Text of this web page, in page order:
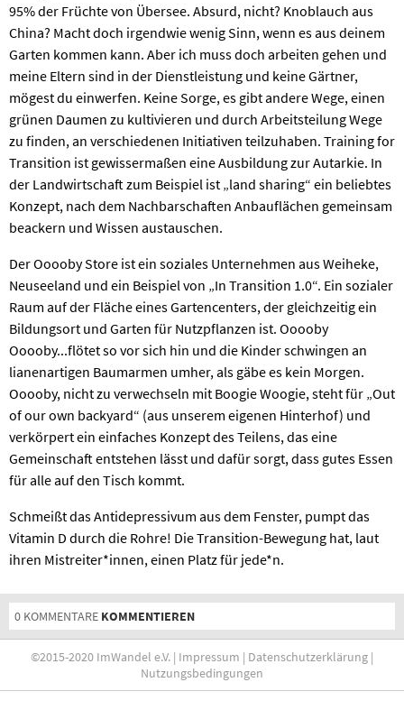
95% der Früchte von Übersee. Absurd, nicht? Knoblauch aus
China? Macht doch irgendwie wenig Sinn, wenn es aus deinem
Garten kommen kann. Aber ich muss doch arbeiten gehen und
meine Eltern sind in der Dienstleistung und keine Gärtner,
mögest du einwerfen. Keine Sorge, es gibt andere Wege, einen
grünen Daumen zu kultivieren und durch Arbeitsteilung Wege
zu finden, an verschiedenen Initiativen teilzuhaben. Training for
Transition ist gewissermaßen eine Ausbildung zur Autarkie. In
der Landwirtschaft zum Beispiel ist „land sharing“ ein beliebtes
Konzept, nach dem Nachbarschaften Anbauflächen gemeinsam
beackern und Wissen austauschen.
Der Ooooby Store ist ein soziales Unternehmen aus Weiheke,
Neuseeland und ein Beispiel von „In Transition 1.0“. Ein sozialer
Raum auf der Fläche eines Gartencenters, der gleichzeitig ein
Bildungsort und Garten für Nutzpflanzen ist. Ooooby
Ooooby...flötet so vor sich hin und die Kinder schwingen an
lianenartigen Baumarmen umher, als gäbe es kein Morgen.
Ooooby, nicht zu verwechseln mit Boogie Woogie, steht für „Out
of our own backyard“ (aus unserem eigenen Hinterhof) und
verkörpert ein einfaches Konzept des Teilens, das eine
Gemeinschaft entstehen lässt und dafür sorgt, dass gutes Essen
für alle auf den Tisch kommt.
Schmeißt das Antidepressivum aus dem Fenster, pumpt das
Vitamin D durch die Rohre! Die Transition-Bewegung hat, laut
ihren Mistreiter*innen, einen Platz für jede*n.
0 KOMMENTARE KOMMENTIEREN
©2015-2020 ImWandel e.V. | Impressum | Datenschutzerklärung |
Nutzungsbedingungen